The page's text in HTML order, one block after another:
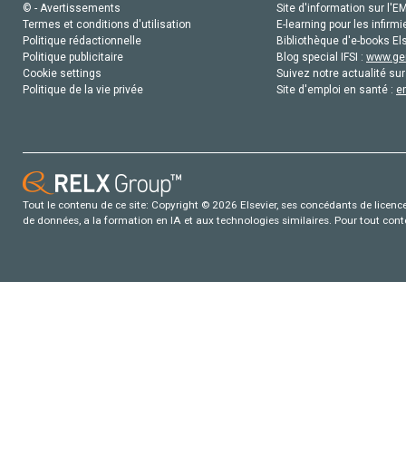
© - Avertissements
Termes et conditions d'utilisation
Politique rédactionnelle
Politique publicitaire
Cookie settings
Politique de la vie privée
Site d'information sur
E-learning pour les
Bibliothèque d'e-books
Blog special IFSI :
Suivez notre actualité
Site d'emploi en santé :
Tout le contenu de ce site: Copyright © 2026 Elsevier, ses concédants de
de données, a la formation en IA et aux technologies similaires. Pour tout